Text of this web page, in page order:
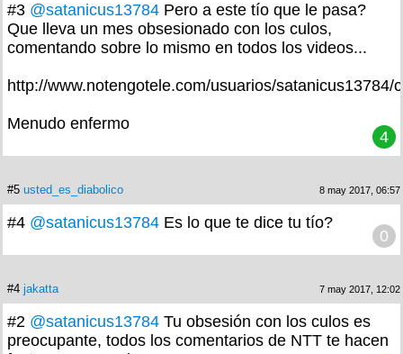
#3 @satanicus13784 Pero a este tío que le pasa?
Que lleva un mes obsesionado con los culos,
comentando sobre lo mismo en todos los videos...
http://www.notengotele.com/usuarios/satanicus13784/
Menudo enfermo
4
#5 usted_es_diabolico 8 may 2017, 06:57
#4 @satanicus13784 Es lo que te dice tu tío?
0
#4 jakatta 7 may 2017, 12:02
#2 @satanicus13784 Tu obsesión con los culos es
preocupante, todos los comentarios de NTT te hacen